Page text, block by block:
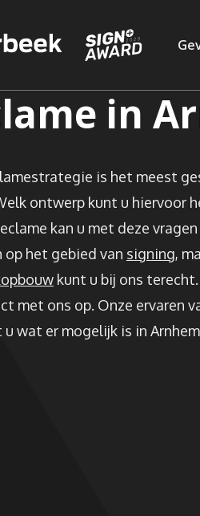
in
is het meest
ontwerp kunt u hiervoor
kan u met deze
op het gebied van signing,
kunt u bij ons
met ons op. Onze ervaren
u wat er mogelijk is in